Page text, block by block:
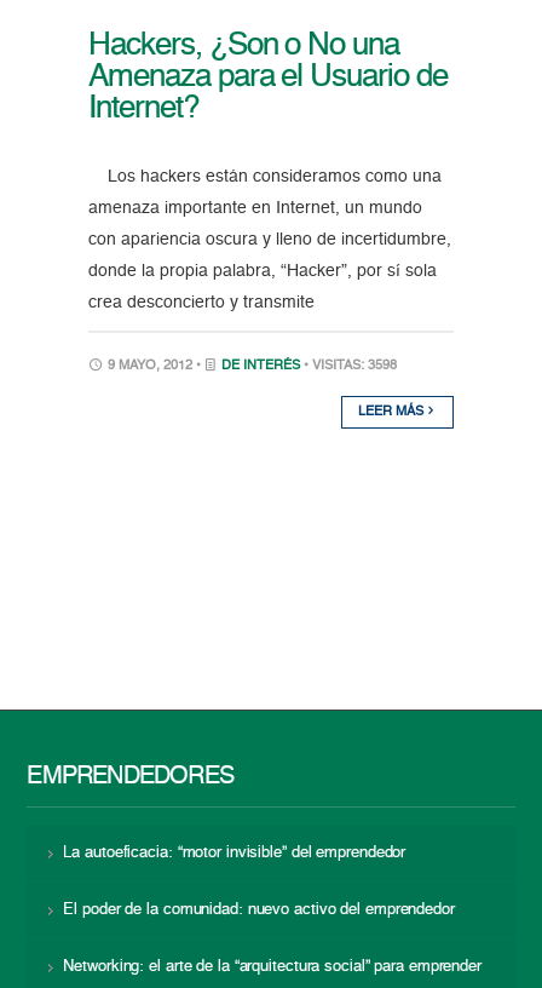
Hackers, ¿Son o No una
Amenaza para el Usuario de
Internet?
Los hackers están consideramos como una
amenaza importante en Internet, un mundo
con apariencia oscura y lleno de incertidumbre,
donde la propia palabra, “Hacker”, por sí sola
crea desconcierto y transmite
9 MAYO, 2012 • DE INTERÉS • VISITAS: 3598
LEER MÁS
EMPRENDEDORES
La autoeficacia: “motor invisible” del emprendedor
El poder de la comunidad: nuevo activo del emprendedor
Networking: el arte de la “arquitectura social” para emprender